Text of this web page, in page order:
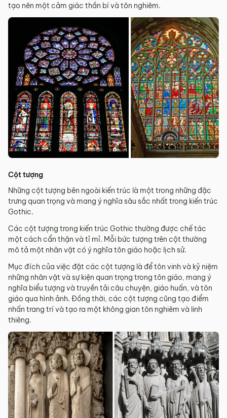
tạo nên một cảm giác thần bí và tôn nghiêm.
Cột tượng
Những cột tượng bên ngoài kiến trúc là một trong những đặc
trưng quan trọng và mang ý nghĩa sâu sắc nhất trong kiến trúc
Gothic.
Các cột tượng trong kiến trúc Gothic thường được chế tác
một cách cẩn thận và tỉ mỉ. Mỗi bức tượng trên cột thường
mô tả một nhân vật có ý nghĩa tôn giáo hoặc lịch sử.
Mục đích của việc đặt các cột tượng là để tôn vinh và kỷ niệm
những nhân vật và sự kiện quan trọng trong tôn giáo, mang ý
nghĩa biểu tượng và truyền tải câu chuyện, giáo huấn, và tôn
giáo qua hình ảnh. Đồng thời, các cột tượng cũng tạo điểm
nhấn trang trí và tạo ra một không gian tôn nghiêm và linh
thiêng.